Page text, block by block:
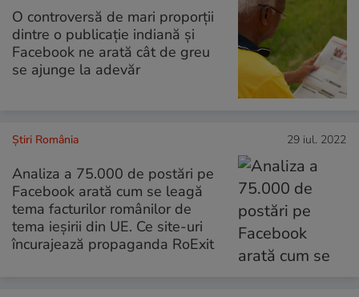
O controversă de mari proporții
dintre o publicație indiană și
Facebook ne arată cât de greu
se ajunge la adevăr
Știri România 29 iul. 2022
Analiza a 75.000 de postări pe
Facebook arată cum se leagă
tema facturilor românilor de
tema ieșirii din UE. Ce site-uri
încurajează propaganda RoExit